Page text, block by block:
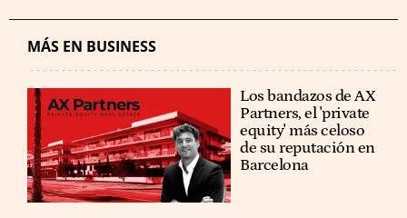
MÁS EN BUSINESS
Los bandazos de AX
Partners, el 'private
equity' más celoso
de su reputación en
Barcelona